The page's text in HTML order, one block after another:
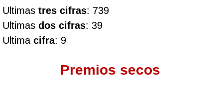
Ultimas tres cifras: 739
Ultimas dos cifras: 39
Ultima cifra: 9
Premios secos